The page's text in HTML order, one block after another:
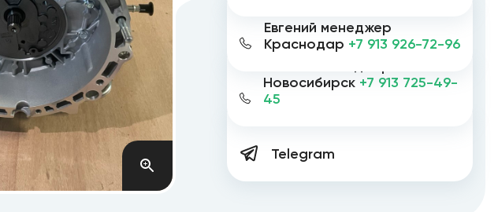
Telegram
Новосибирск +7 913 725-49-
45
Евгений менеджер
Краснодар +7 913 926-72-96